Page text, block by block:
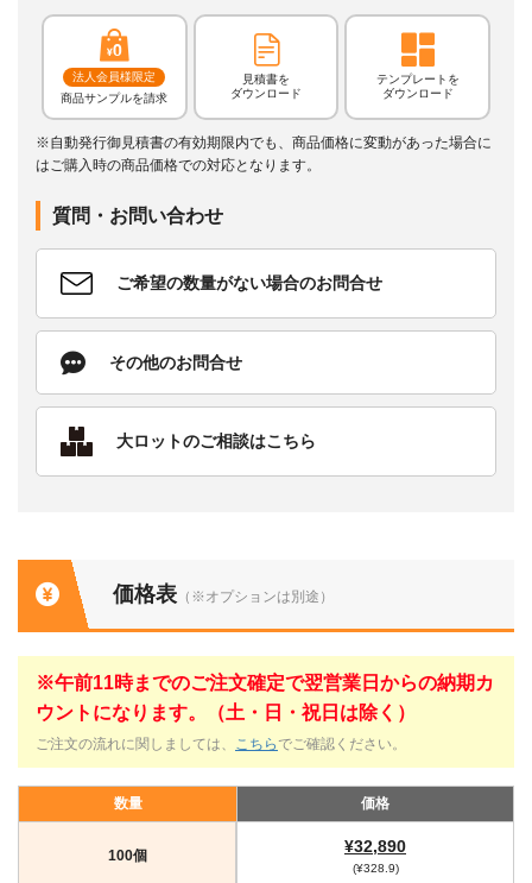
法人会員様限定
商品サンプルを請求
見積書を
ダウンロード
テンプレートを
ダウンロード
※自動発行御見積書の有効期限内でも、商品価格に変動があった場合に
はご購入時の商品価格での対応となります。
質問・お問い合わせ
ご希望の数量がない場合のお問合せ
その他のお問合せ
大ロットのご相談はこちら
価格表 （※オプションは別途）
※午前11時までのご注文確定で翌営業日からの納期カ
ウントになります。（土・日・祝日は除く）
ご注文の流れに関しましては、 こちら でご確認ください。
数量 価格
100個 ¥32,890
(¥328.9)